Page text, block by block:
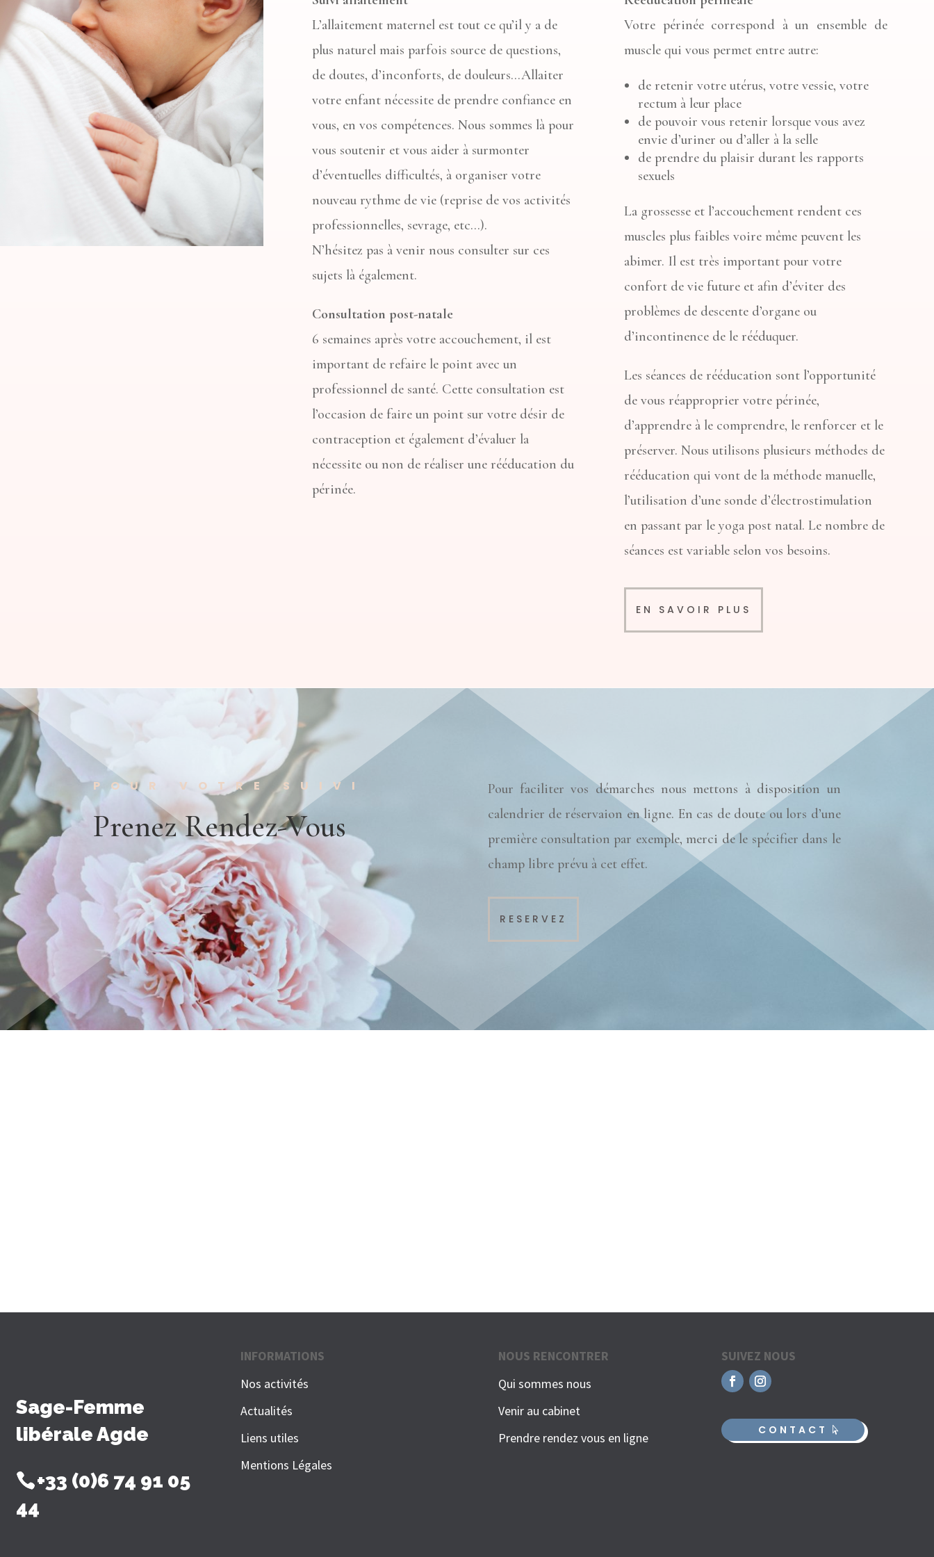
L’allaitement maternel est tout ce qu’il y a de
plus naturel mais parfois source de questions,
de doutes, d’inconforts, de douleurs…Allaiter
votre enfant nécessite de prendre confiance en
vous, en vos compétences. Nous sommes là pour
vous soutenir et vous aider à surmonter
d’éventuelles difficultés, à organiser votre
nouveau rythme de vie (reprise de vos activités
professionnelles, sevrage, etc…).
N’hésitez pas à venir nous consulter sur ces
sujets là également.
Consultation post-natale
6 semaines après votre accouchement, il est
important de refaire le point avec un
professionnel de santé. Cette consultation est
l’occasion de faire un point sur votre désir de
contraception et également d’évaluer la
nécessite ou non de réaliser une rééducation du
périnée.
Votre périnée correspond à un ensemble de
muscle qui vous permet entre autre:
de retenir votre utérus, votre vessie, votre
rectum à leur place
de pouvoir vous retenir lorsque vous avez
envie d’uriner ou d’aller à la selle
de prendre du plaisir durant les rapports
sexuels
La grossesse et l’accouchement rendent ces
muscles plus faibles voire même peuvent les
abimer. Il est très important pour votre
confort de vie future et afin d’éviter des
problèmes de descente d’organe ou
d’incontinence de le rééduquer.
Les séances de rééducation sont l’opportunité
de vous réapproprier votre périnée,
d’apprendre à le comprendre, le renforcer et le
préserver. Nous utilisons plusieurs méthodes de
rééducation qui vont de la méthode manuelle,
l’utilisation d’une sonde d’électrostimulation
en passant par le yoga post natal. Le nombre de
séances est variable selon vos besoins.
EN SAVOIR PLUS
POUR VOTRE SUIVI
Prenez Rendez-Vous
Pour faciliter vos démarches nous mettons à disposition un
calendrier de réservaion en ligne. En cas de doute ou lors d’une
première consultation par exemple, merci de le spécifier dans le
champ libre prévu à cet effet.
RESERVEZ
Sage-Femme
libérale Agde
+33 (0)6 74 91 05
44
INFORMATIONS
Nos activités
Actualités
Liens utiles
Mentions Légales
NOUS RENCONTRER
Qui sommes nous
Venir au cabinet
Prendre rendez vous en ligne
SUIVEZ NOUS
CONTACT